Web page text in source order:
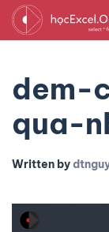
dem-
qua-
Written by